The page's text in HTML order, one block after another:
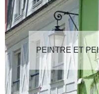
PEINTRE ET